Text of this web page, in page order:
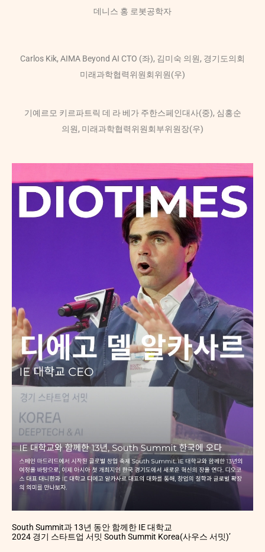
데니스 홍 로봇공학자
Carlos Kik, AIMA Beyond AI CTO (좌), 김미숙 의원, 경기도의회
미래과학협력위원회위원(우)
기예르모 키르파트릭 데 라 베가 주한스페인대사(중), 심홍순
의원, 미래과학협력위원회부위원장(우)
South Summit과 13년 동안 함께한 IE 대학교
2024 경기 스타트업 서밋 South Summit Korea(사우스 서밋)’